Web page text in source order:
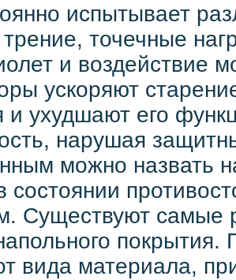
испытывает
точечные
и воздействие
ускоряют
и ухудшают его
нарушая
можно назвать
состоянии
Существуют самые
покрытия.
вида материала,